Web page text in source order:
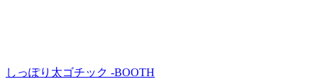
しっぽり太ゴチック -BOOTH